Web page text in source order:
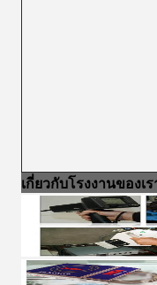
เกี่ยวกับโรงงานของเร